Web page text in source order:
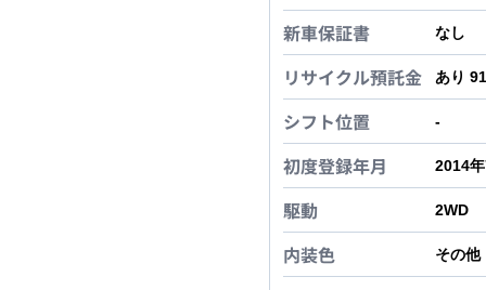
新車保証書 なし
リサイクル預託金 あり
シフト位置 -
初度登録年月 2014年
駆動 2WD
内装色 その他